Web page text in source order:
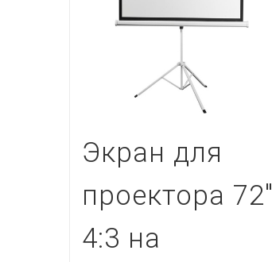
Экран для
проектора 72″
4:3 на